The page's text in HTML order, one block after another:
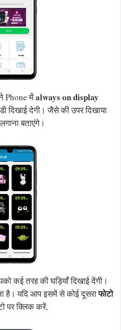
Phone मेंalways on display
दिखाई देगी। जैसे की उपर दिखाया
बताएंगे।
कई तरह की घड़ियाँ दिखाई देंगी।
है। यदि आप इसमें से कोई दूसराफोटो
पर क्लिक करें,